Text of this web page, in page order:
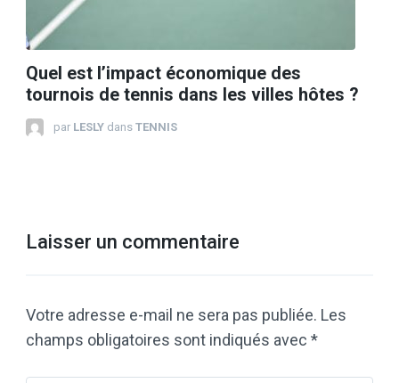
Quel est l’impact économique des
tournois de tennis dans les villes hôtes ?
par LESLY dans TENNIS
Laisser un commentaire
Votre adresse e-mail ne sera pas publiée. Les
champs obligatoires sont indiqués avec *